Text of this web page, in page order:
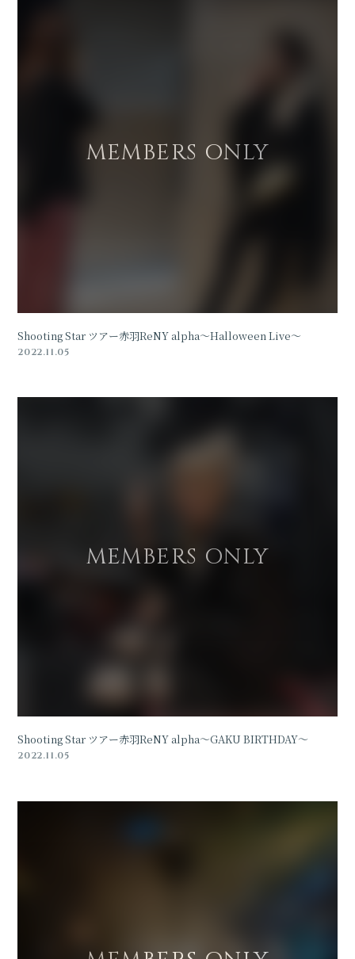
Shooting Star ツアー赤羽ReNY alpha〜Halloween Live〜
2022.11.05
Shooting Star ツアー赤羽ReNY alpha〜GAKU BIRTHDAY〜
2022.11.05